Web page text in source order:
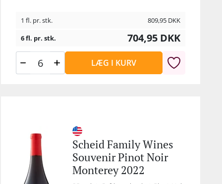
1 fl. pr. stk. 809,95 DKK
6 fl. pr. stk.
704,95 DKK
LÆG I KURV
Scheid Family Wines
Souvenir Pinot Noir
Monterey 2022